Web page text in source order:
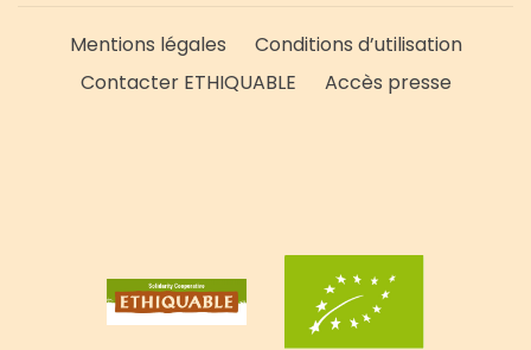
Mentions légales
Conditions d’utilisation
Contacter ETHIQUABLE
Accès presse